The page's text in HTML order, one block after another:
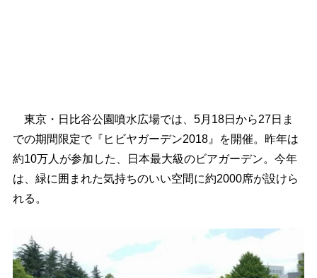
東京・日比谷公園噴水広場では、5月18日から27日ま
での期間限定で『ヒビヤガーデン2018』を開催。昨年は
約10万人が参加した、日本最大級のビアガーデン。今年
は、緑に囲まれた気持ちのいい空間に約2000席が設けら
れる。